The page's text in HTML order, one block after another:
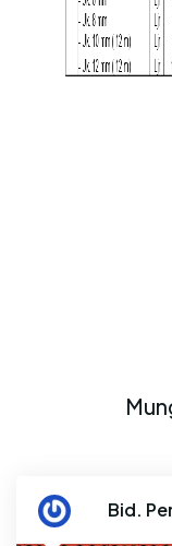
Bid.